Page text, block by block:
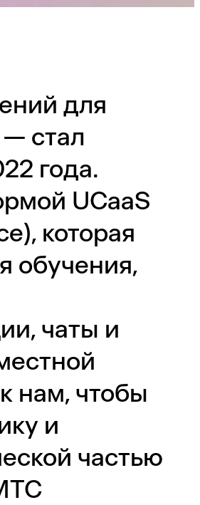
для
стал
года.
UCaaS
которая
обучения,
чаты и
нам, чтобы
и
частью